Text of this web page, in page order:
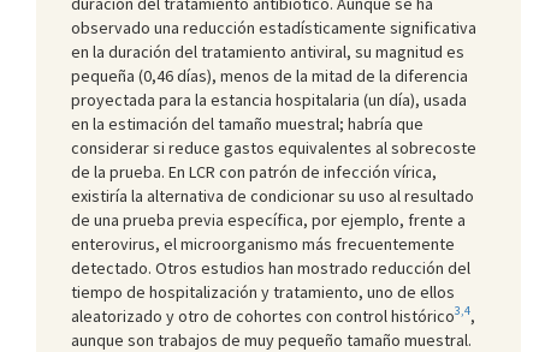
observado una reducción estadísticamente significativa
en la duración del tratamiento antiviral, su magnitud es
pequeña (0,46 días), menos de la mitad de la diferencia
proyectada para la estancia hospitalaria (un día), usada
en la estimación del tamaño muestral; habría que
considerar si reduce gastos equivalentes al sobrecoste
de la prueba. En LCR con patrón de infección vírica,
existiría la alternativa de condicionar su uso al resultado
de una prueba previa específica, por ejemplo, frente a
enterovirus, el microorganismo más frecuentemente
detectado. Otros estudios han mostrado reducción del
tiempo de hospitalización y tratamiento, uno de ellos
aleatorizado y otro de cohortes con control histórico3,4,
aunque son trabajos de muy pequeño tamaño muestral.